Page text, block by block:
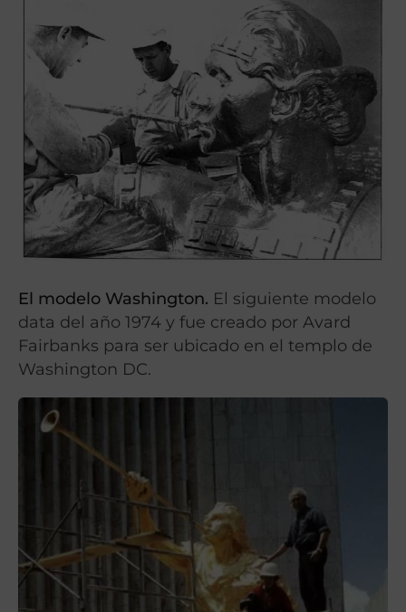
El modelo Washington. El siguiente modelo
data del año 1974 y fue creado por Avard
Fairbanks para ser ubicado en el templo de
Washington DC.